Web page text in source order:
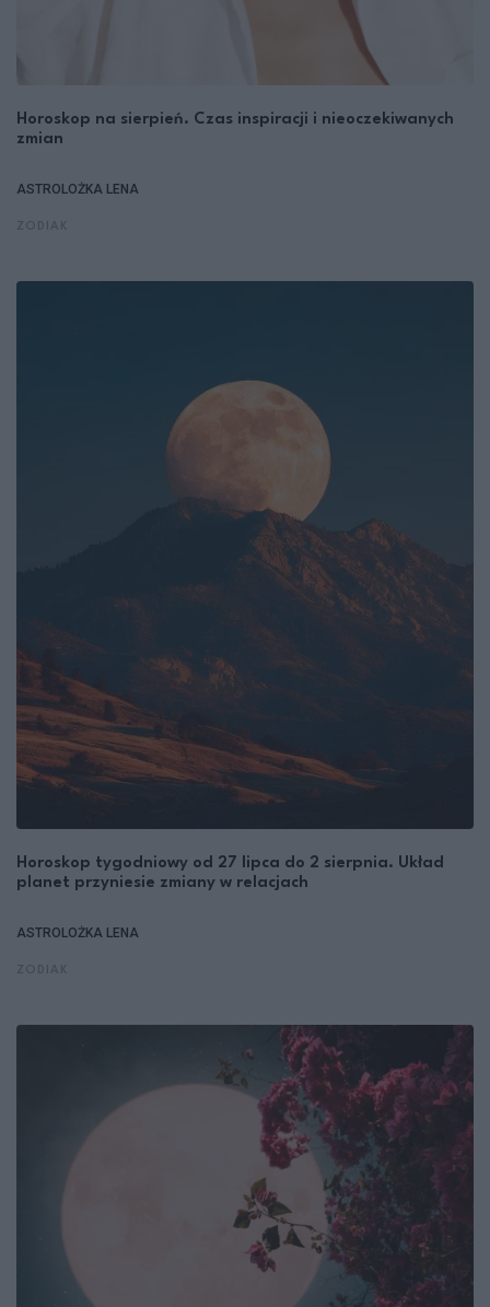
Horoskop na sierpień. Czas inspiracji i nieoczekiwanych
zmian
ASTROLOŻKA LENA
Horoskop tygodniowy od 27 lipca do 2 sierpnia. Układ
planet przyniesie zmiany w relacjach
ASTROLOŻKA LENA